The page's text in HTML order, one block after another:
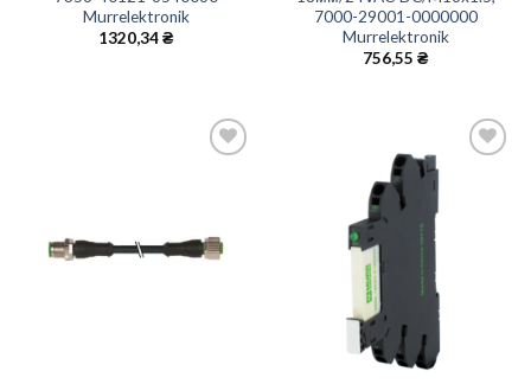
Murrelektronik
1320,34₴
7000-29001-0000000
Murrelektronik
756,55 ₴